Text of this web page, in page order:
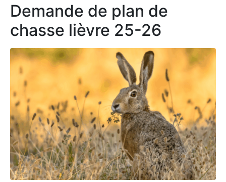
Demande de plan de
chasse lièvre 25-26